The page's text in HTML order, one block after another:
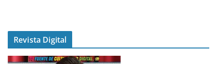
Revista Digital